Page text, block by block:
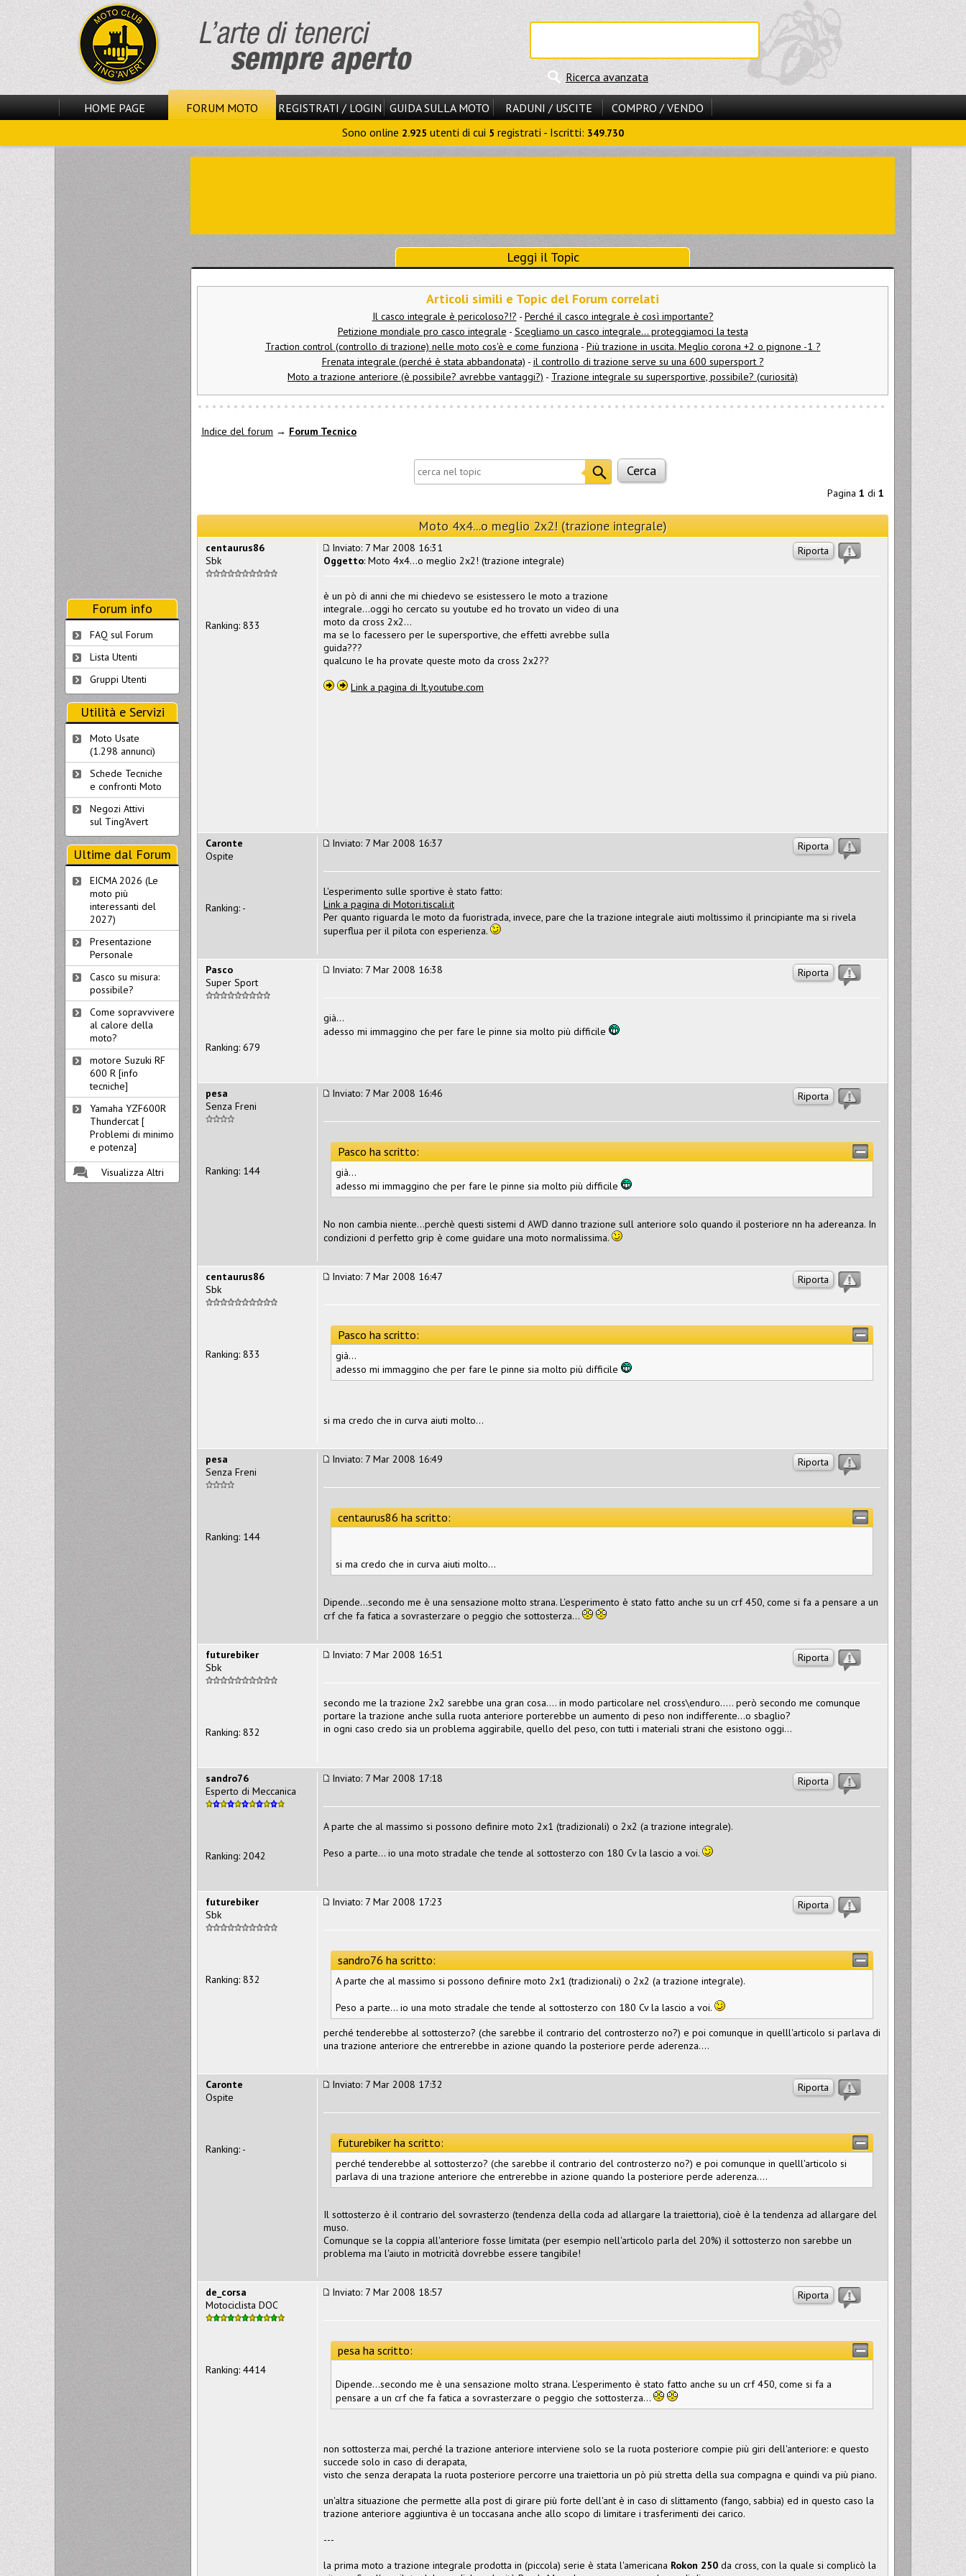
Ricerca avanzata
HOME PAGE FORUM MOTO REGISTRATI / LOGIN GUIDA SULLA MOTO RADUNI / USCITE
COMPRO / VENDO
Sono online 2.925 utenti di cui 5 registrati - Iscritti: 349.730
Leggi il Topic
Articoli simili e Topic del Forum correlati
Il casco integrale è pericoloso?!? - Perché il casco integrale è così importante?
Petizione mondiale pro casco integrale - Scegliamo un casco integrale... proteggiamoci la testa
Traction control (controllo di trazione) nelle moto cos'è e come funziona - Più trazione in uscita. Meglio corona +2 o pignone -1 ?
Frenata integrale (perché è stata abbandonata) - il controllo di trazione serve su una 600 supersport ?
Moto a trazione anteriore (è possibile? avrebbe vantaggi?) - Trazione integrale su supersportive, possibile? (curiosità)
Indice del forum → Forum Tecnico
Pagina 1 di 1
Moto 4x4...o meglio 2x2! (trazione integrale)
Riporta
Inviato: 7 Mar 2008 16:31
Oggetto: Moto 4x4...o meglio 2x2! (trazione integrale)
è un pò di anni che mi chiedevo se esistessero le moto a trazione
integrale...oggi ho cercato su youtube ed ho trovato un video di una
moto da cross 2x2...
ma se lo facessero per le supersportive, che effetti avrebbe sulla
guida???
qualcuno le ha provate queste moto da cross 2x2??
Link a pagina di It.youtube.com
centaurus86
Sbk
Ranking: 833
Riporta
Inviato: 7 Mar 2008 16:37
L'esperimento sulle sportive è stato fatto:
Link a pagina di Motori.tiscali.it
Per quanto riguarda le moto da fuoristrada, invece, pare che la trazione integrale aiuti moltissimo il principiante ma si rivela
superflua per il pilota con esperienza.
Caronte
Ospite
Ranking: -
Riporta
Inviato: 7 Mar 2008 16:38
già...
adesso mi immaggino che per fare le pinne sia molto più difficile
Pasco
Super Sport
Ranking: 679
Riporta
Inviato: 7 Mar 2008 16:46
Pasco ha scritto:
già...
adesso mi immaggino che per fare le pinne sia molto più difficile
No non cambia niente...perchè questi sistemi d AWD danno trazione sull anteriore solo quando il posteriore nn ha adereanza. In
condizioni d perfetto grip è come guidare una moto normalissima.
pesa
Senza Freni
Ranking: 144
Riporta
Inviato: 7 Mar 2008 16:47
Pasco ha scritto:
già...
adesso mi immaggino che per fare le pinne sia molto più difficile
si ma credo che in curva aiuti molto...
centaurus86
Sbk
Ranking: 833
Riporta
Inviato: 7 Mar 2008 16:49
centaurus86 ha scritto:
si ma credo che in curva aiuti molto...
Dipende...secondo me è una sensazione molto strana. L'esperimento è stato fatto anche su un crf 450, come si fa a pensare a un
crf che fa fatica a sovrasterzare o peggio che sottosterza...
pesa
Senza Freni
Ranking: 144
Riporta
Inviato: 7 Mar 2008 16:51
secondo me la trazione 2x2 sarebbe una gran cosa.... in modo particolare nel cross\enduro..... però secondo me comunque
portare la trazione anche sulla ruota anteriore porterebbe un aumento di peso non indifferente...o sbaglio?
in ogni caso credo sia un problema aggirabile, quello del peso, con tutti i materiali strani che esistono oggi...
futurebiker
Sbk
Ranking: 832
Riporta
Inviato: 7 Mar 2008 17:18
A parte che al massimo si possono definire moto 2x1 (tradizionali) o 2x2 (a trazione integrale).
Peso a parte... io una moto stradale che tende al sottosterzo con 180 Cv la lascio a voi.
sandro76
Esperto di Meccanica
Ranking: 2042
Riporta
Inviato: 7 Mar 2008 17:23
sandro76 ha scritto:
A parte che al massimo si possono definire moto 2x1 (tradizionali) o 2x2 (a trazione integrale).
Peso a parte... io una moto stradale che tende al sottosterzo con 180 Cv la lascio a voi.
perché tenderebbe al sottosterzo? (che sarebbe il contrario del controsterzo no?) e poi comunque in quelll'articolo si parlava di
una trazione anteriore che entrerebbe in azione quando la posteriore perde aderenza....
futurebiker
Sbk
Ranking: 832
Riporta
Inviato: 7 Mar 2008 17:32
futurebiker ha scritto:
perché tenderebbe al sottosterzo? (che sarebbe il contrario del controsterzo no?) e poi comunque in quelll'articolo si
parlava di una trazione anteriore che entrerebbe in azione quando la posteriore perde aderenza....
Il sottosterzo è il contrario del sovrasterzo (tendenza della coda ad allargare la traiettoria), cioè è la tendenza ad allargare del
muso.
Comunque se la coppia all'anteriore fosse limitata (per esempio nell'articolo parla del 20%) il sottosterzo non sarebbe un
problema ma l'aiuto in motricità dovrebbe essere tangibile!
Caronte
Ospite
Ranking: -
Riporta
Inviato: 7 Mar 2008 18:57
pesa ha scritto:
Dipende...secondo me è una sensazione molto strana. L'esperimento è stato fatto anche su un crf 450, come si fa a
pensare a un crf che fa fatica a sovrasterzare o peggio che sottosterza...
non sottosterza mai, perché la trazione anteriore interviene solo se la ruota posteriore compie più giri dell'anteriore: e questo
succede solo in caso di derapata,
visto che senza derapata la ruota posteriore percorre una traiettoria un pò più stretta della sua compagna e quindi va più piano.
un'altra situazione che permette alla post di girare più forte dell'ant è in caso di slittamento (fango, sabbia) ed in questo caso la
trazione anteriore aggiuntiva è un toccasana anche allo scopo di limitare i trasferimenti dei carico.
---
la prima moto a trazione integrale prodotta in (piccola) serie è stata l'americana Rokon 250 da cross, con la quale si complicò la
de_corsa
Motociclista DOC
Ranking: 4414
Forum info
FAQ sul Forum
Lista Utenti
Gruppi Utenti
Utilità e Servizi
Moto Usate
(1.298 annunci)
Schede Tecniche
e confronti Moto
Negozi Attivi
sul Ting'Avert
Ultime dal Forum
EICMA 2026 (Le
moto più
interessanti del
2027)
Presentazione
Personale
Casco su misura:
possibile?
Come sopravvivere
al calore della
moto?
motore Suzuki RF
600 R [info
tecniche]
Yamaha YZF600R
Thundercat [
Problemi di minimo
e potenza]
Visualizza Altri